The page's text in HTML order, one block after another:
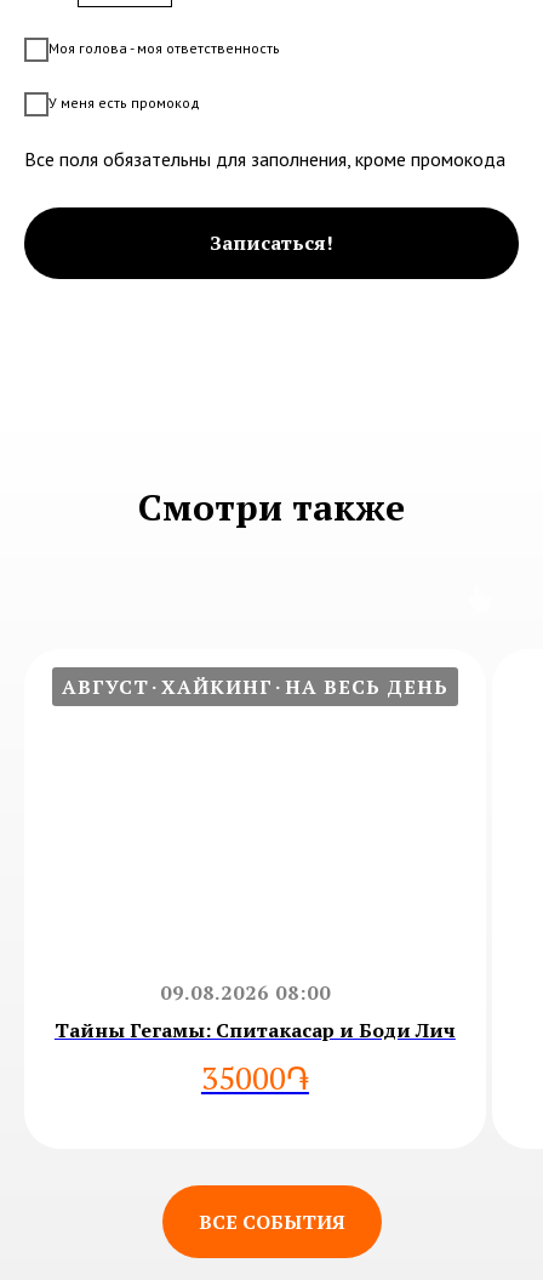
Моя голова - моя ответственность
У меня есть промокод
Все поля обязательны для заполнения, кроме промокода
Записаться!
Смотри также
АВГУСТ ХАЙКИНГ НА ВЕСЬ ДЕНЬ
09.08.2026 08:00
Тайны Гегамы: Спитакасар и Боди Лич
35000֏
ВСЕ СОБЫТИЯ